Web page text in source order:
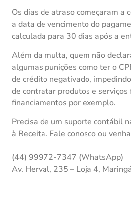
Os dias de atraso começaram a
a data de vencimento do
calculada para 30 dias após a
Além da multa, quem não
algumas punições como ter o
de crédito negativado,
de contratar produtos e serviços
financiamentos por exemplo.
Precisa de um suporte contábil
à Receita. Fale conosco ou
(44) 99972-7347 (WhatsApp)
Av. Herval, 235 – Loja 4,